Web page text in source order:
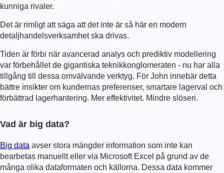
kunniga rivaler.
Det är rimligt att säga att det inte är så här en modern
detaljhandelsverksamhet ska drivas.
Tiden är förbi när avancerad analys och prediktiv modellering
var förbehållet de gigantiska teknikkonglomeraten - nu har alla
tillgång till dessa omvälvande verktyg. För John innebär detta
bättre insikter om kundernas preferenser, smartare lagerval och
förbättrad lagerhantering. Mer effektivitet. Mindre slöseri.
Vad är big data?
Big data avser stora mängder information som inte kan
bearbetas manuellt eller via Microsoft Excel på grund av de
många olika dataformaten och källorna. Dessa data kommer